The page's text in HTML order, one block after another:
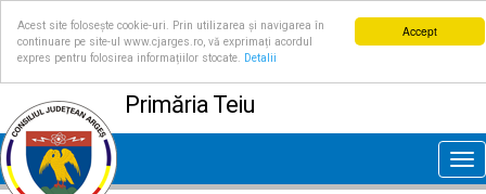
Accept
Acest site folosește cookie-uri. Prin utilizarea și navigarea în
continuare pe site-ul www.cjarges.ro, vă exprimați acordul
expres pentru folosirea informațiilor stocate.
Detalii
Primăria Teiu